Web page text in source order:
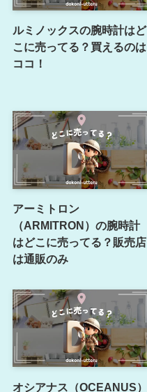
ルミノックスの腕時計はど
こに売ってる？買えるのは
ココ！
アーミトロン
（ARMITRON）の腕時計
はどこに売ってる？販売店
は通販のみ
オシアナス（OCEANUS）